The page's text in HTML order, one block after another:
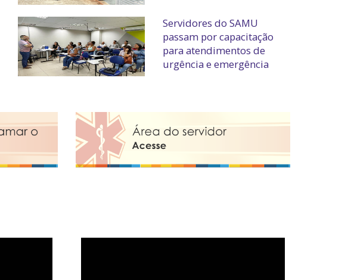
Servidores do SAMU
passam por capacitação
para atendimentos de
urgência e emergência